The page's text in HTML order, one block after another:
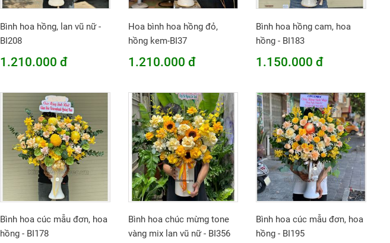
Bình hoa hồng, lan vũ nữ -
BI208
1.210.000 đ
Hoa bình hoa hồng đỏ,
hồng kem-BI37
1.210.000 đ
Bình hoa hồng cam, hoa
hồng - BI183
1.150.000 đ
Bình hoa cúc mẫu đơn, hoa
hồng - BI178
Bình hoa chúc mừng tone
vàng mix lan vũ nữ - BI356
Bình hoa cúc mẫu đơn, hoa
hồng - BI195